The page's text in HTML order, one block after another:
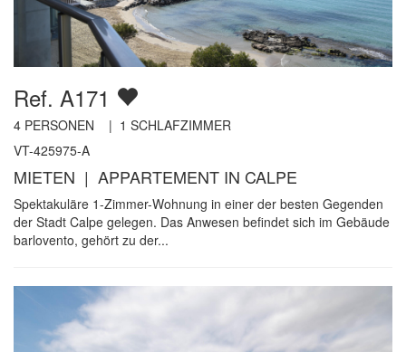
Ref. A171
4 PERSONEN | 1 SCHLAFZIMMER
VT-425975-A
MIETEN | APPARTEMENT IN CALPE
Spektakuläre 1-Zimmer-Wohnung in einer der besten Gegenden
der Stadt Calpe gelegen. Das Anwesen befindet sich im Gebäude
barlovento, gehört zu der...